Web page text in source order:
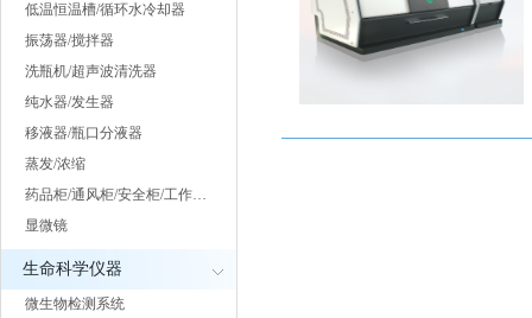
低温恒温槽/循环水冷却器
振荡器/搅拌器
洗瓶机/超声波清洗器
纯水器/发生器
移液器/瓶口分液器
蒸发/浓缩
药品柜/通风柜/安全柜/工作…
显微镜
生命科学仪器
微生物检测系统